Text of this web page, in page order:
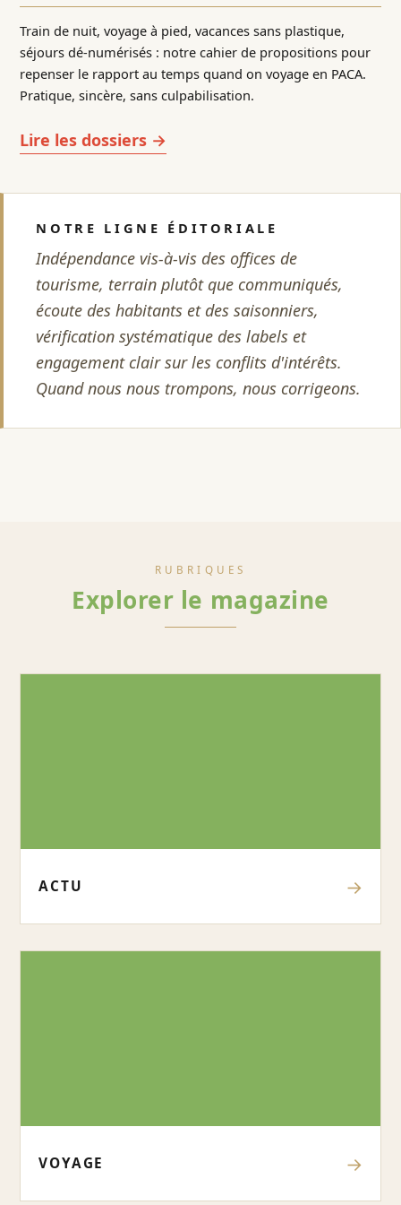
Train de nuit, voyage à pied, vacances sans plastique,
séjours dé-numérisés : notre cahier de propositions pour
repenser le rapport au temps quand on voyage en PACA.
Pratique, sincère, sans culpabilisation.
Lire les dossiers →
NOTRE LIGNE ÉDITORIALE
Indépendance vis-à-vis des offices de
tourisme, terrain plutôt que communiqués,
écoute des habitants et des saisonniers,
vérification systématique des labels et
engagement clair sur les conflits d'intérêts.
Quand nous nous trompons, nous corrigeons.
RUBRIQUES
Explorer le magazine
ACTU →
VOYAGE →